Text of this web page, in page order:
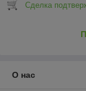
Сделка
О нас